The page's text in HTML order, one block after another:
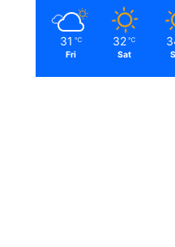
31 ℃
Fri
32 ℃
Sat